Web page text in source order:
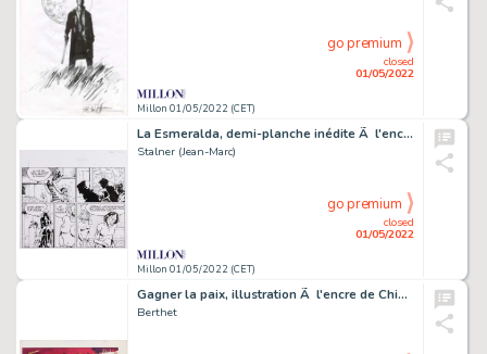
Millon 01/05/2022 (CET)
closed
01/05/2022
go premium
La Esmeralda, demi-planche inédite Ã l'encre de…
Stalner (Jean-Marc)
Millon 01/05/2022 (CET)
closed
01/05/2022
go premium
Gagner la paix, illustration Ã l'encre de Chine…
Berthet